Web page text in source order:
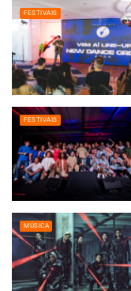
FESTIVAIS
FESTIVAIS
MÚSICA